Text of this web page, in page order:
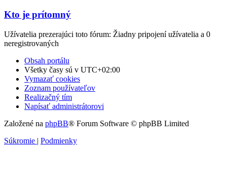
Kto je prítomný
Užívatelia prezerajúci toto fórum: Žiadny pripojení užívatelia a 0
neregistrovaných
Obsah portálu
Všetky časy sú v UTC+02:00
Vymazať cookies
Zoznam používateľov
Realizačný tím
Napísať administrátorovi
Založené na phpBB® Forum Software © phpBB Limited
Súkromie | Podmienky